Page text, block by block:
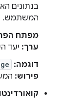
בנתונים
המשתמש.
מפתח
ערך: יעד
דוגמה:
פירוש: